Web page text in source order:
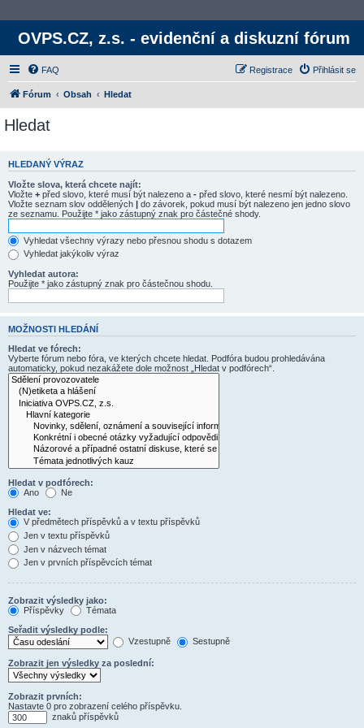
OVPS.CZ, z.s. - evidenční a diskuzní fórum
FAQ Přihlásit se
Registrace
Fórum Obsah Hledat
Hledat
HLEDANÝ VÝRAZ
Vložte slova, která chcete najít:
Vložte + před slovo, které musí být nalezeno a - před slovo, které nesmí být nalezeno.
Vložte seznam slov oddělených | do závorek, pokud musí být nalezeno jen jedno slovo
ze seznamu. Použijte * jako zástupný znak pro částečné shody.
Vyhledat všechny výrazy nebo přesnou shodu s dotazem
Vyhledat jakýkoliv výraz
Vyhledat autora:
Použijte * jako zástupný znak pro částečnou shodu.
MOŽNOSTI HLEDÁNÍ
Hledat ve fórech:
Vyberte fórum nebo fóra, ve kterých chcete hledat. Podfóra budou prohledávána
automaticky, pokud nezakážete dole možnost „Hledat v podfórech“.
Hledat v podfórech:
Ano
Ne
Hledat ve:
V předmětech příspěvků a v textu příspěvků
Jen v textu příspěvků
Jen v názvech témat
Jen v prvních příspěvcích témat
Zobrazit výsledky jako:
Příspěvky
Témata
Seřadit výsledky podle:
Vzestupně
Sestupně
Zobrazit jen výsledky za poslední:
Zobrazit prvních:
Nastavte 0 pro zobrazení celého příspěvku.
znaků příspěvků